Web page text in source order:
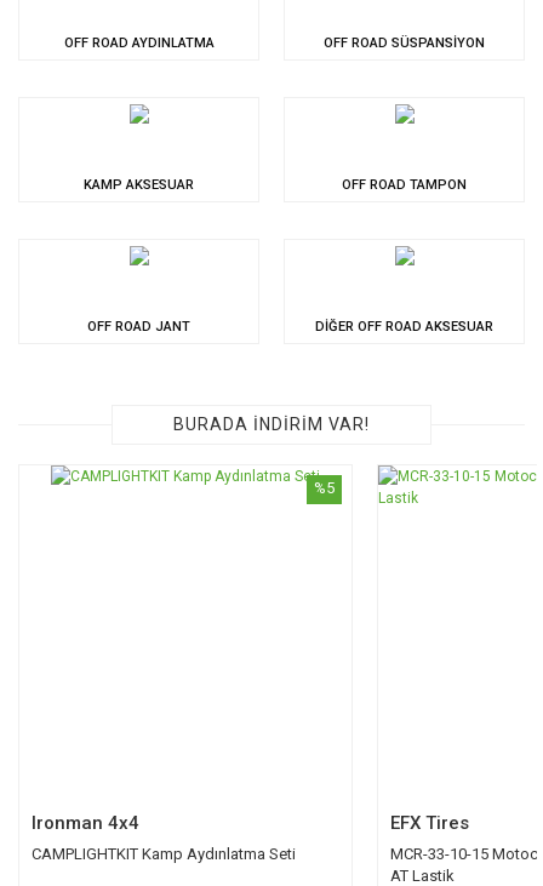
OFF ROAD AYDINLATMA OFF ROAD SÜSPANSİYON
KAMP AKSESUAR OFF ROAD TAMPON
OFF ROAD JANT DİĞER OFF ROAD AKSESUAR
BURADA İNDİRİM VAR!
Ironman 4x4
CAMPLIGHTKIT Kamp Aydınlatma Seti
%5
EFX Tires
MCR-33-10-15
AT Lastik